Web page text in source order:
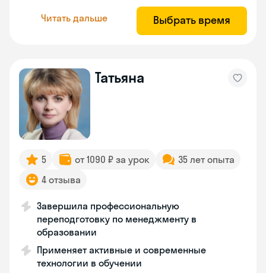
Читать дальше Выбрать время
Татьяна
5 от 1090 ₽ за урок
35 лет опыта
4 отзыва
Завершила профессиональную
переподготовку по менеджменту в
образовании
Применяет активные и современные
технологии в обучении